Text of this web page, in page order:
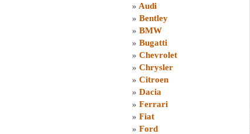
» Audi
» Bentley
» BMW
» Bugatti
» Chevrolet
» Chrysler
» Citroen
» Dacia
» Ferrari
» Fiat
» Ford